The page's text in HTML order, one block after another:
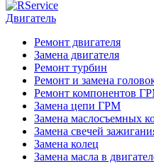
Двигатель
Ремонт двигателя
Замена двигателя
Ремонт турбин
Ремонт и замена
Ремонт компонентов
Замена цепи ГРМ
Замена маслосъемных
Замена свечей
Замена колец
Замена масла в